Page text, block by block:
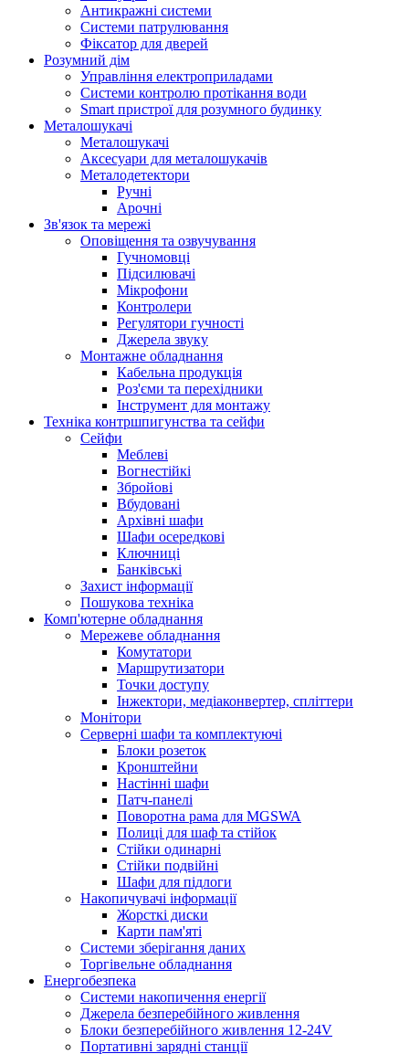
Антикражні системи
Системи патрулювання
Фіксатор для дверей
Розумний дім
Управління електроприладами
Системи контролю протікання води
Smart пристрої для розумного будинку
Металошукачі
Металошукачі
Аксесуари для металошукачів
Металодетектори
Ручні
Арочні
Зв'язок та мережі
Оповіщення та озвучування
Гучномовці
Підсилювачі
Мікрофони
Контролери
Регулятори гучності
Джерела звуку
Монтажне обладнання
Кабельна продукція
Роз'єми та перехідники
Інструмент для монтажу
Техніка контршпигунства та сейфи
Сейфи
Меблеві
Вогнестійкі
Збройові
Вбудовані
Архівні шафи
Шафи осередкові
Ключниці
Банківські
Захист інформації
Пошукова техніка
Комп'ютерне обладнання
Мережеве обладнання
Комутатори
Маршрутизатори
Точки доступу
Інжектори, медіаконвертер, спліттери
Монітори
Серверні шафи та комплектуючі
Блоки розеток
Кронштейни
Настінні шафи
Патч-панелі
Поворотна рама для MGSWA
Полиці для шаф та стійок
Стійки одинарні
Стійки подвійні
Шафи для підлоги
Накопичувачі інформації
Жорсткі диски
Карти пам'яті
Системи зберігання даних
Торгівельне обладнання
Енергобезпека
Системи накопичення енергії
Джерела безперебійного живлення
Блоки безперебійного живлення 12-24V
Портативні зарядні станції